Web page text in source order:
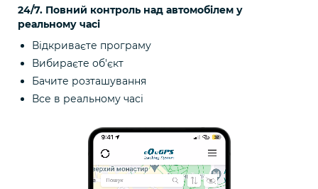
24/7. Повний контроль над автомобілем у
реальному часі
Відкриваєте програму
Вибираєте об'єкт
Бачите розташування
Все в реальному часі